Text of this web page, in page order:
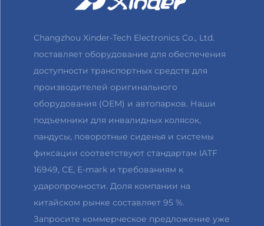
Changzhou Xinder-Tech Electronics Co., Ltd.
поставляет оборудование для обеспечения
доступности транспортных средств для
производителей оригинального
оборудования (OEM) и автопарков. Наши
подъемники для инвалидных колясок,
пандусы, поворотные сиденья и системы
фиксации соответствуют стандартам IATF
16949, CE, E-mark и требованиям к
ударопрочности. Доля компании на
китайском рынке составляет 95 %.
Запросите коммерческое предложение уже